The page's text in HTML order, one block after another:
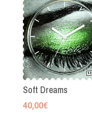
Soft Dreams
40,00€